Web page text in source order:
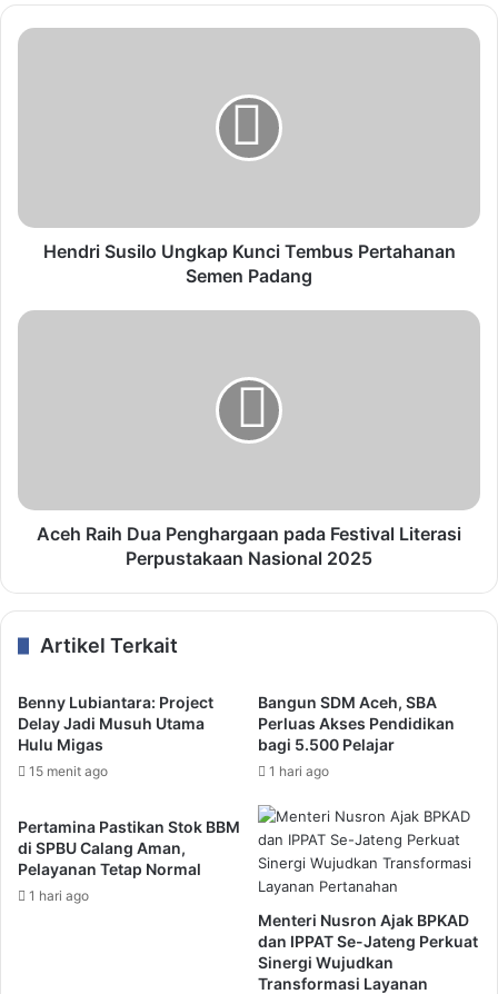
Hendri Susilo Ungkap Kunci Tembus Pertahanan
Semen Padang
Aceh Raih Dua Penghargaan pada Festival Literasi
Perpustakaan Nasional 2025
Artikel Terkait
Benny Lubiantara: Project
Delay Jadi Musuh Utama
Hulu Migas
15 menit ago
Bangun SDM Aceh, SBA
Perluas Akses Pendidikan
bagi 5.500 Pelajar
1 hari ago
Pertamina Pastikan Stok BBM
di SPBU Calang Aman,
Pelayanan Tetap Normal
1 hari ago
Menteri Nusron Ajak BPKAD
dan IPPAT Se-Jateng Perkuat
Sinergi Wujudkan
Transformasi Layanan